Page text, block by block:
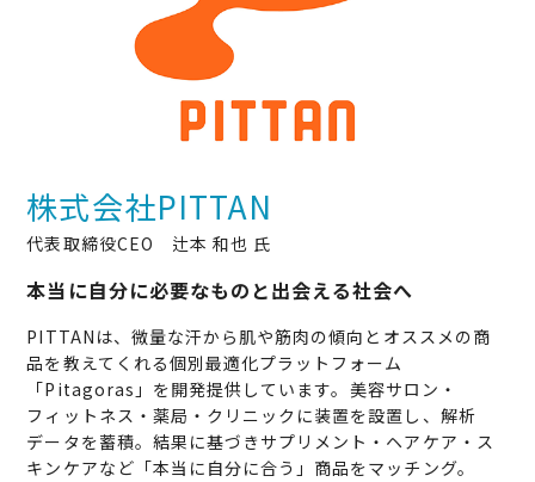
株式会社PITTAN
代表取締役CEO 辻本 和也 氏
本当に自分に必要なものと出会える社会へ
PITTANは、微量な汗から肌や筋肉の傾向とオススメの商
品を教えてくれる個別最適化プラットフォーム
「Pitagoras」を開発提供しています。美容サロン・
フィットネス・薬局・クリニックに装置を設置し、解析
データを蓄積。結果に基づきサプリメント・ヘアケア・ス
キンケアなど「本当に自分に合う」商品をマッチング。